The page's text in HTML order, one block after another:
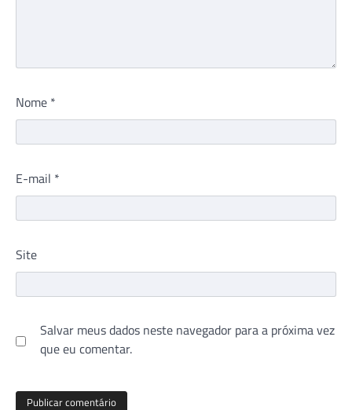
Nome *
E-mail *
Site
Salvar meus dados neste navegador para a próxima vez
que eu comentar.